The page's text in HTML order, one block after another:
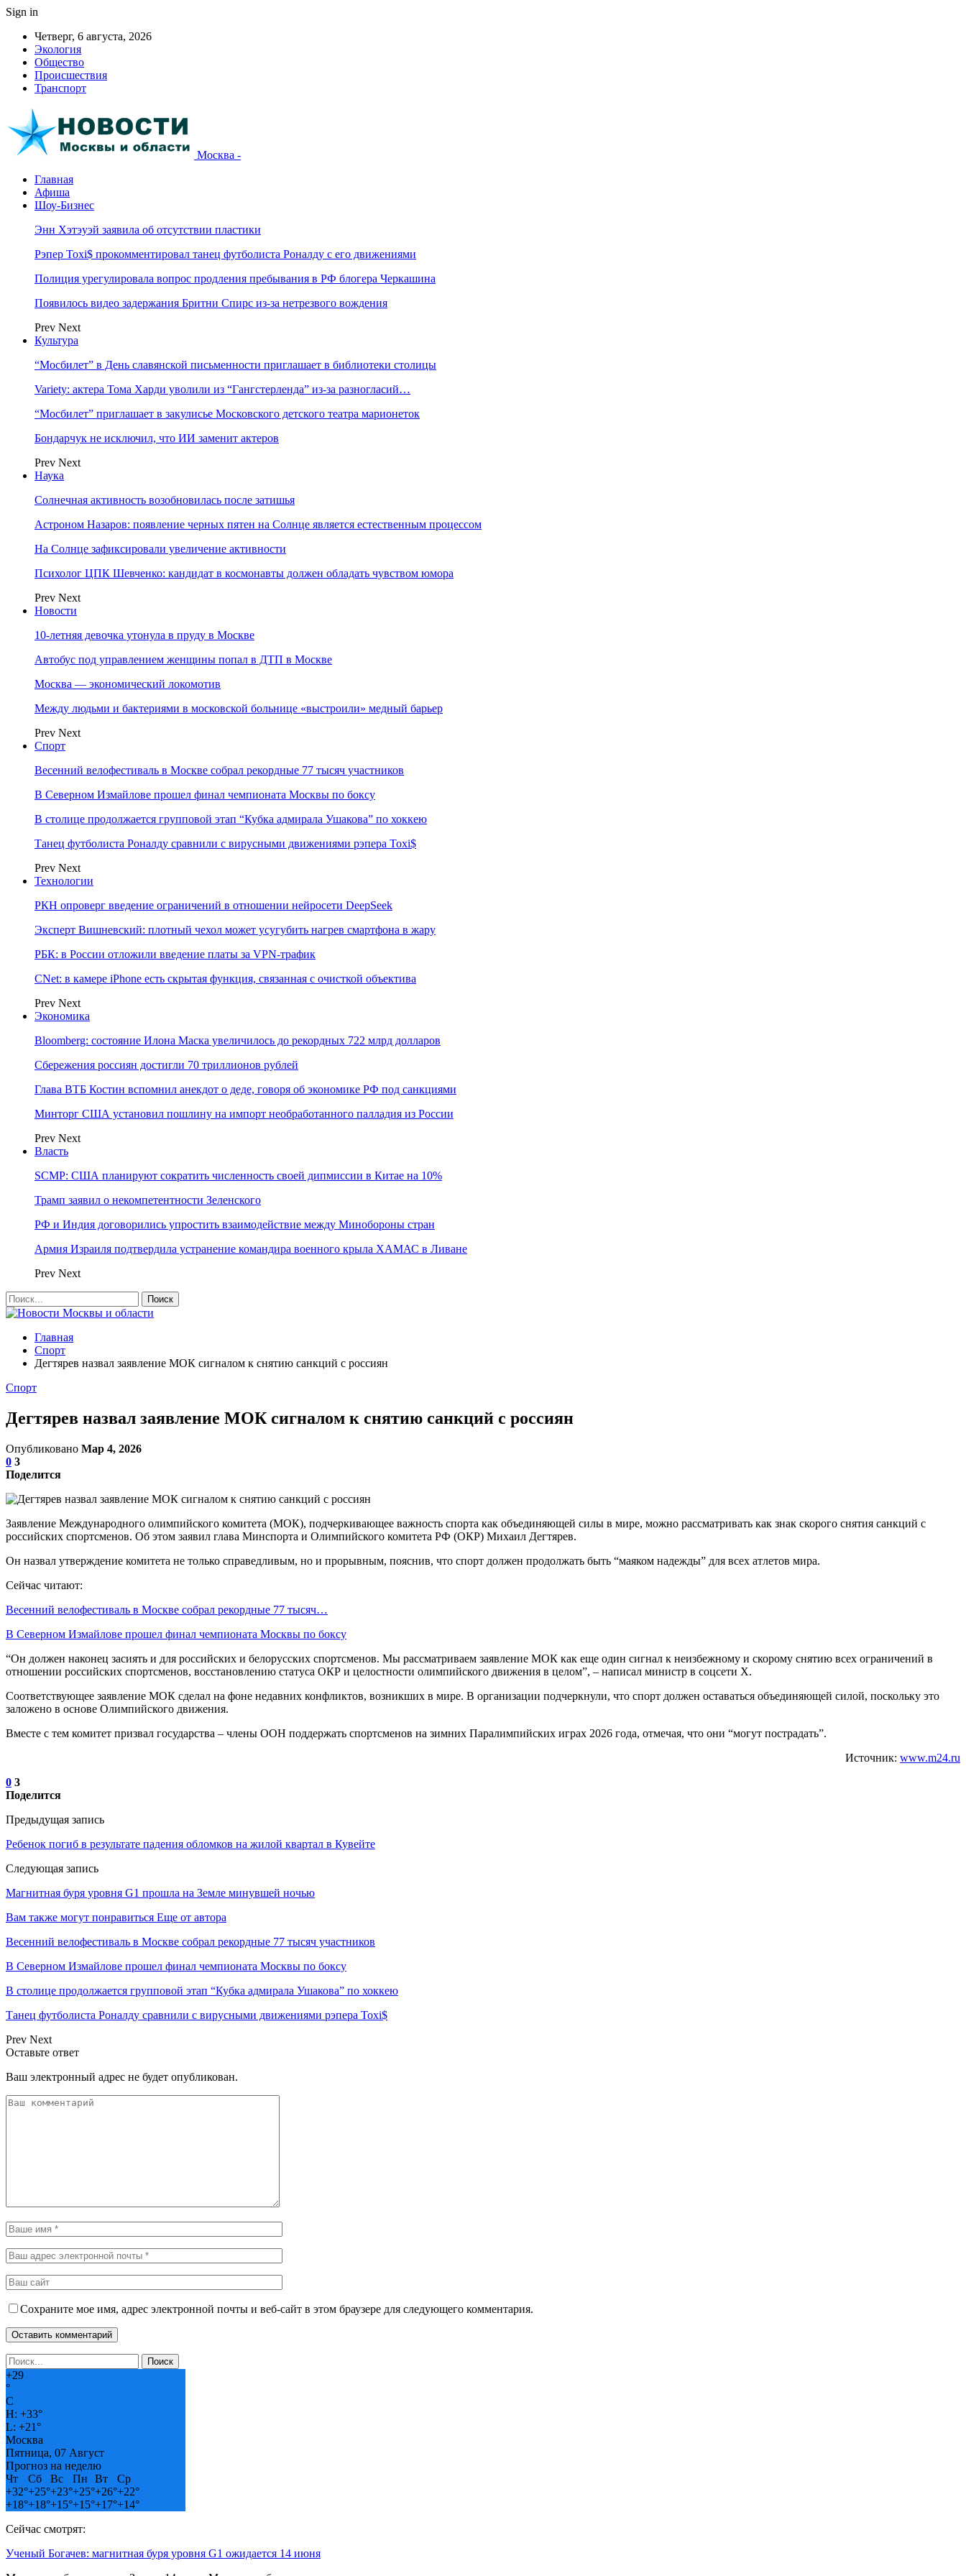
Sign in
Четверг, 6 августа, 2026
Экология
Общество
Происшествия
Транспорт
Москва -
Главная
Афиша
Шоу-Бизнес
Энн Хэтэуэй заявила об отсутствии пластики
Рэпер Toxi$ прокомментировал танец футболиста Роналду с его движениями
Полиция урегулировала вопрос продления пребывания в РФ блогера Черкашина
Появилось видео задержания Бритни Спирс из-за нетрезвого вождения
Prev Next
Культура
“Мосбилет” в День славянской письменности приглашает в библиотеки столицы
Variety: актера Тома Харди уволили из “Гангстерленда” из-за разногласий…
“Мосбилет” приглашает в закулисье Московского детского театра марионеток
Бондарчук не исключил, что ИИ заменит актеров
Prev Next
Наука
Солнечная активность возобновилась после затишья
Астроном Назаров: появление черных пятен на Солнце является естественным процессом
На Солнце зафиксировали увеличение активности
Психолог ЦПК Шевченко: кандидат в космонавты должен обладать чувством юмора
Prev Next
Новости
10-летняя девочка утонула в пруду в Москве
Автобус под управлением женщины попал в ДТП в Москве
Москва — экономический локомотив
Между людьми и бактериями в московской больнице «выстроили» медный барьер
Prev Next
Спорт
Весенний велофестиваль в Москве собрал рекордные 77 тысяч участников
В Северном Измайлове прошел финал чемпионата Москвы по боксу
В столице продолжается групповой этап “Кубка адмирала Ушакова” по хоккею
Танец футболиста Роналду сравнили с вирусными движениями рэпера Toxi$
Prev Next
Технологии
РКН опроверг введение ограничений в отношении нейросети DeepSeek
Эксперт Вишневский: плотный чехол может усугубить нагрев смартфона в жару
РБК: в России отложили введение платы за VPN-трафик
CNet: в камере iPhone есть скрытая функция, связанная с очисткой объектива
Prev Next
Экономика
Bloomberg: состояние Илона Маска увеличилось до рекордных 722 млрд долларов
Сбережения россиян достигли 70 триллионов рублей
Глава ВТБ Костин вспомнил анекдот о деде, говоря об экономике РФ под санкциями
Минторг США установил пошлину на импорт необработанного палладия из России
Prev Next
Власть
SCMP: США планируют сократить численность своей дипмиссии в Китае на 10%
Трамп заявил о некомпетентности Зеленского
РФ и Индия договорились упростить взаимодействие между Минобороны стран
Армия Израиля подтвердила устранение командира военного крыла ХАМАС в Ливане
Prev Next
Главная
Спорт
Дегтярев назвал заявление МОК сигналом к снятию санкций с россиян
Спорт
Дегтярев назвал заявление МОК сигналом к снятию санкций с россиян
Опубликовано Мар 4, 2026
0 3
Поделится
Заявление Международного олимпийского комитета (МОК), подчеркивающее важность спорта как объединяющей силы в мире, можно рассматривать как знак скорого снятия санкций с
российских спортсменов. Об этом заявил глава Минспорта и Олимпийского комитета РФ (ОКР) Михаил Дегтярев.
Он назвал утверждение комитета не только справедливым, но и прорывным, пояснив, что спорт должен продолжать быть “маяком надежды” для всех атлетов мира.
Сейчас читают:
Весенний велофестиваль в Москве собрал рекордные 77 тысяч…
В Северном Измайлове прошел финал чемпионата Москвы по боксу
“Он должен наконец засиять и для российских и белорусских спортсменов. Мы рассматриваем заявление МОК как еще один сигнал к неизбежному и скорому снятию всех ограничений в
отношении российских спортсменов, восстановлению статуса ОКР и целостности олимпийского движения в целом”, – написал министр в соцсети Х.
Соответствующее заявление МОК сделал на фоне недавних конфликтов, возникших в мире. В организации подчеркнули, что спорт должен оставаться объединяющей силой, поскольку это
заложено в основе Олимпийского движения.
Вместе с тем комитет призвал государства – члены ООН поддержать спортсменов на зимних Паралимпийских играх 2026 года, отмечая, что они “могут пострадать”.
Источник: www.m24.ru
0 3
Поделится
Предыдущая запись
Ребенок погиб в результате падения обломков на жилой квартал в Кувейте
Следующая запись
Магнитная буря уровня G1 прошла на Земле минувшей ночью
Вам также могут понравиться Еще от автора
Весенний велофестиваль в Москве собрал рекордные 77 тысяч участников
В Северном Измайлове прошел финал чемпионата Москвы по боксу
В столице продолжается групповой этап “Кубка адмирала Ушакова” по хоккею
Танец футболиста Роналду сравнили с вирусными движениями рэпера Toxi$
Prev Next
Оставьте ответ
Ваш электронный адрес не будет опубликован.
Сохраните мое имя, адрес электронной почты и веб-сайт в этом браузере для следующего комментария.
+29
°
C
H: +33°
L: +21°
Москва
Пятница, 07 Август
Прогноз на неделю
Чт
Сб Вс Пн Вт
Ср
+32°+25°+23°+25°+26°+22°
+18°+18°+15°+15°+17°+14°
Сейчас смотрят:
Ученый Богачев: магнитная буря уровня G1 ожидается 14 июня